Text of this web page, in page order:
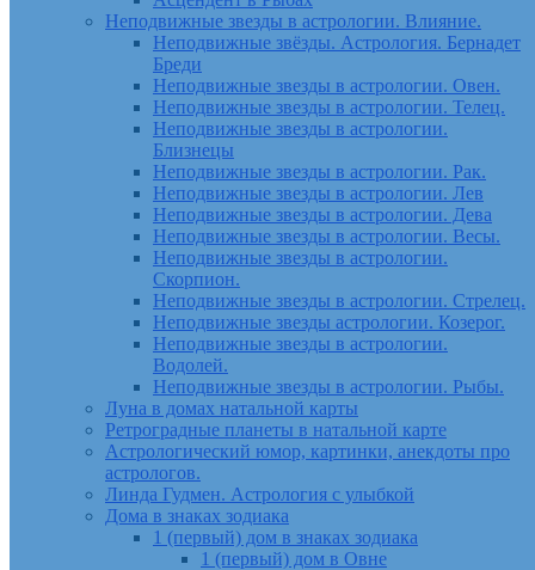
Неподвижные звезды в астрологии. Влияние.
Неподвижные звёзды. Астрология. Бернадет
Бреди
Неподвижные звезды в астрологии. Овен.
Неподвижные звезды в астрологии. Телец.
Неподвижные звезды в астрологии.
Близнецы
Неподвижные звезды в астрологии. Рак.
Неподвижные звезды в астрологии. Лев
Неподвижные звезды в астрологии. Дева
Неподвижные звезды в астрологии. Весы.
Неподвижные звезды в астрологии.
Скорпион.
Неподвижные звезды в астрологии. Стрелец.
Неподвижные звезды астрологии. Козерог.
Неподвижные звезды в астрологии.
Водолей.
Неподвижные звезды в астрологии. Рыбы.
Луна в домах натальной карты
Ретроградные планеты в натальной карте
Астрологический юмор, картинки, анекдоты про
астрологов.
Линда Гудмен. Астрология с улыбкой
Дома в знаках зодиака
1 (первый) дом в знаках зодиака
1 (первый) дом в Овне